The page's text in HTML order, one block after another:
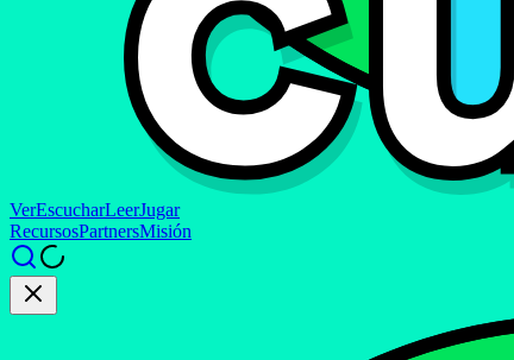
VerEscucharLeerJugar
RecursosPartnersMisión